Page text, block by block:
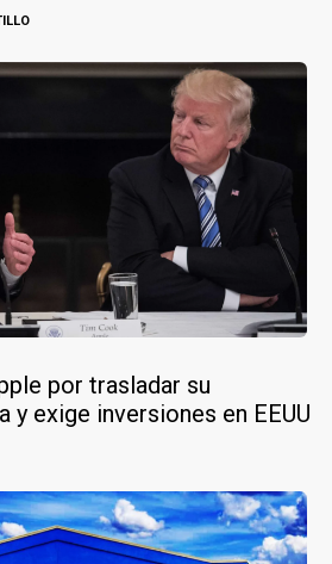
por trasladar su
y exige inversiones en EEUU